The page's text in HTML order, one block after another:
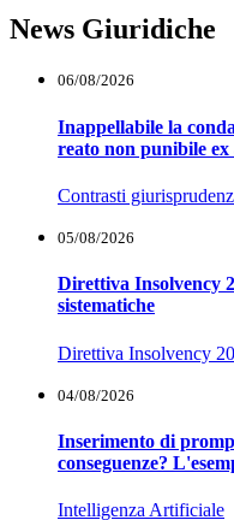
News Giuridiche
06/08/2026
Inappellabile la
reato non punibile ex
Contrasti
05/08/2026
Direttiva Insolvency
sistematiche
Direttiva Insolvency
04/08/2026
Inserimento di
conseguenze?
Intelligenza Artificiale